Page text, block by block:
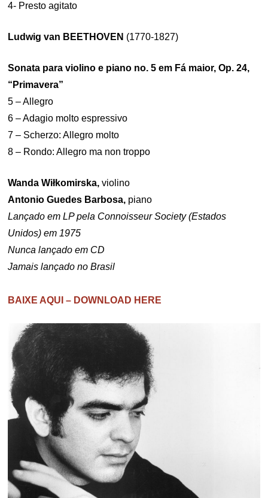
4- Presto agitato
Ludwig van BEETHOVEN (1770-1827)
Sonata para violino e piano no. 5 em Fá maior, Op. 24,
“Primavera”
5 – Allegro
6 – Adagio molto espressivo
7 – Scherzo: Allegro molto
8 – Rondo: Allegro ma non troppo
Wanda Wiłkomirska, violino
Antonio Guedes Barbosa, piano
Lançado em LP pela Connoisseur Society (Estados
Unidos) em 1975
Nunca lançado em CD
Jamais lançado no Brasil
BAIXE AQUI – DOWNLOAD HERE